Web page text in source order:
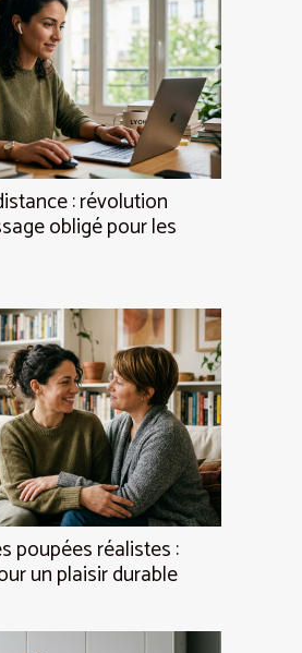
: révolution
obligé pour les
poupées réalistes :
un plaisir durable